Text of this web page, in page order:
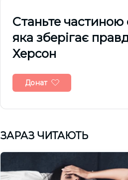
Cтаньте частиною
яка зберігає
Херсон
Донат
ЗАРАЗ ЧИТАЮТЬ